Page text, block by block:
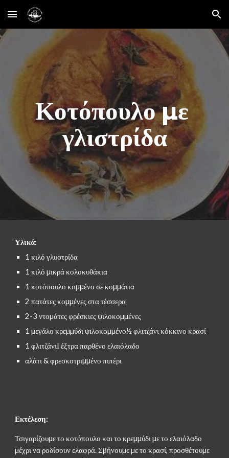
Skip to main content Skip to navigation
Κοτόπουλο µε
γλιστρίδα
Υλικά:
1 κιλό γλυστρίδα
1 κιλό µικρά κολοκυθάκια
1 κοτόπουλο κοµµένο σε κοµµάτια
2 πατάτες κοµµένες στα τέσσερα
2-3 ντοµάτες φρέσκιες ψιλοκοµµένες
1 µεγάλο κρεµµύδι ψιλοκοµµένο½ φλιτζάνι κόκκινο κρασί
1 φλιτζάνιΙ έξτρα παρθένο ελαιόλαδο
αλάτι & φρεσκοτριµµένο πιπέρι
Εκτέλεση:
Τσιγαρίζουµε το κοτόπουλο και το κρεµµύδι µε το ελαιόλαδο
µέχρι να ροδίσουν ελαφρά. Σβήνουµε µε το κρασί, προσθέτουµε